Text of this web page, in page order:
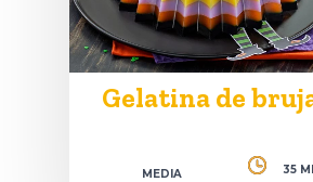
Gelatina de
MEDIA
35